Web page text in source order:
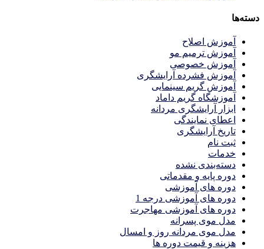
دسته‌ها
آموزش اصلاح
آموزش ترمیم مو
آموزش خصوصی
آموزش فشرده آرایشگری
آموزش گریم سینمایی
آموزشگاه گریم داماد
ابزار آرایشگری مردانه
اعطای نمایندگی
تاریخ آرایشگری
ثبت نام
خدمات
دسته‌بندی نشده
دوره پایه و مقدماتی
دوره های آموزشی
دوره های آموزشی درجه 1
دوره های آموزشی مهاجرت
مدل موی پسرانه
مدل موی مردانه روز و امسال
هزینه و قیمت دوره ها